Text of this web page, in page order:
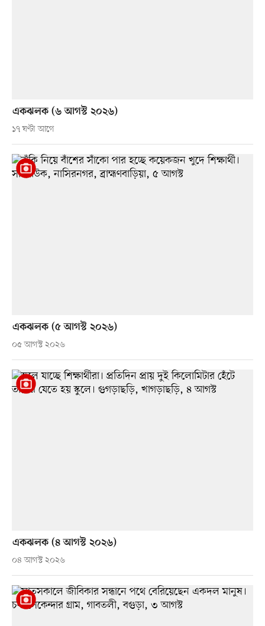
একঝলক (৬ আগস্ট ২০২৬)
১৭ ঘণ্টা আগে
একঝলক (৫ আগস্ট ২০২৬)
০৫ আগস্ট ২০২৬
একঝলক (৪ আগস্ট ২০২৬)
০৪ আগস্ট ২০২৬